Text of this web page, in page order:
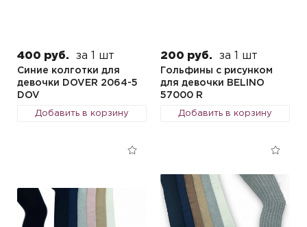
400 руб. за 1 шт
Синие колготки для
девочки DOVER 2064-5
DOV
Добавить в корзину
200 руб. за 1 шт
Гольфины с рисунком
для девочки BELINO
57000 R
Добавить в корзину